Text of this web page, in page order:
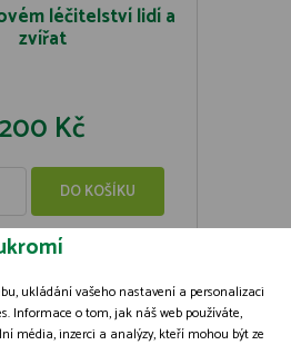
léčitelství lidí a
zvířat
200 Kč
DO KOŠÍKU
ukládání vašeho nastavení a personalizaci
Informace o tom, jak náš web používáte,
média, inzerci a analýzy, kteří mohou být ze